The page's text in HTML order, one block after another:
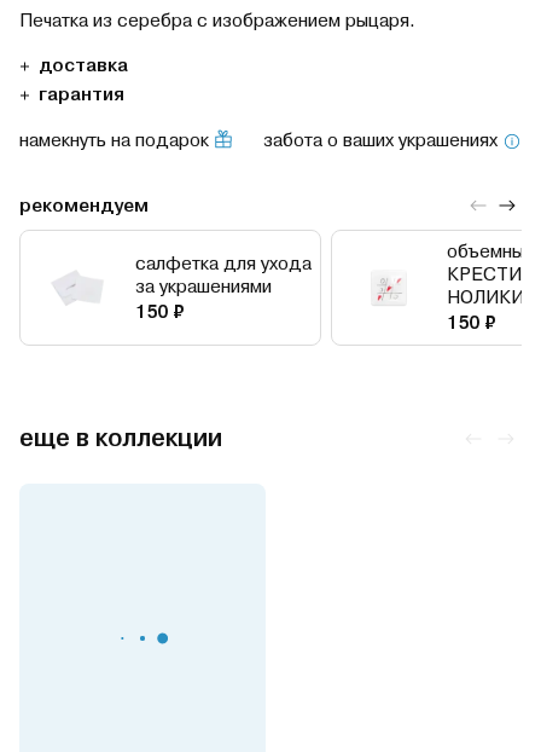
Печатка из серебра с изображением рыцаря.
доставка
гарантия
намекнуть на подарок
забота о ваших украшениях
рекомендуем
салфетка для ухода
за украшениями
150 ₽
объемный
НОЛИКИ
150 ₽
еще в коллекции